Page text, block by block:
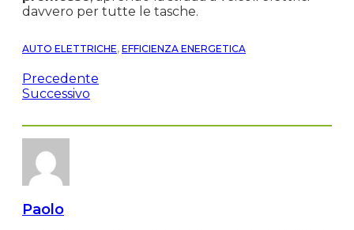
davvero per tutte le tasche.
AUTO ELETTRICHE, EFFICIENZA ENERGETICA
Precedente
Successivo
Paolo